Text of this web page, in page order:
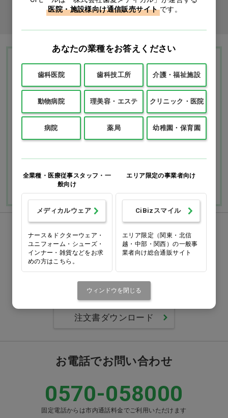
商品コード入力でクイックオーダー
Ciモール ウェブ通販のご利用ガイド・ヘル
プ
お支払いについて 送料について
よくあるご質問
る
FAXでのご注文
0120-418-167
番号をよくお確かめのうえ、
お間違いのないようお願いいたします
注文書ダウンロード
お電話でお問い合わせ
0570-058000
固定電話からは市内通話料金でご利用いただけます
医院・施設様向け通信販売サイト です。
あなたの業種をお答えください
歯科医院 歯科技工所 介護・福祉施設
動物病院 理美容・エステ クリニック・医院
病院 薬局 幼稚園・保育園
全業種・医療従事スタッフ・一
般向け
メディカルウェア
ナース＆ドクターウェア・
ユニフォーム・シューズ・
インナー・雑貨などをお求
めの方はこちら。
エリア限定の事業者向け
CiBizスマイル
エリア限定（関東・北信
越・中部・関西）の一般事
業者向け総合通販サイト
ウィンドウを閉じる